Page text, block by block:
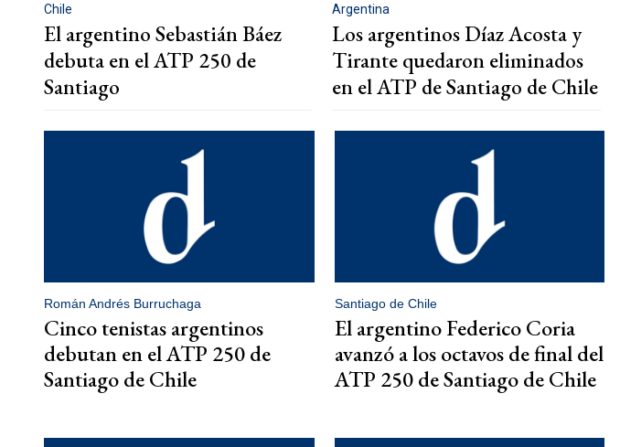
Chile
El argentino Sebastián Báez
debuta en el ATP 250 de
Santiago
Argentina
Los argentinos Díaz Acosta y
Tirante quedaron eliminados
en el ATP de Santiago de Chile
Román Andrés Burruchaga
Cinco tenistas argentinos
debutan en el ATP 250 de
Santiago de Chile
Santiago de Chile
El argentino Federico Coria
avanzó a los octavos de final del
ATP 250 de Santiago de Chile